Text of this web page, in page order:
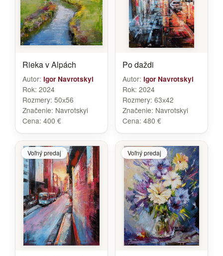
Rieka v Alpách
Autor: Igor Navrotskyi
Rok: 2024
Rozmery: 50х56
Značenie: Navrotskyi
Cena: 400 €
Po daždi
Autor: Igor Navrotskyi
Rok: 2024
Rozmery: 63х42
Značenie: Navrotskyi
Cena: 480 €
Voľný predaj Voľný predaj